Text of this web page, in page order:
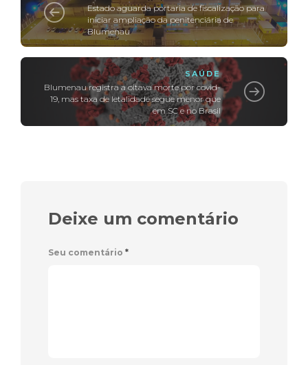
Estado aguarda portaria de fiscalização para
iniciar ampliação da penitenciária de
Blumenau
SAÚDE
Blumenau registra a oitava morte por covid-
19, mas taxa de letalidade segue menor que
em SC e no Brasil
Deixe um comentário
Seu comentário *